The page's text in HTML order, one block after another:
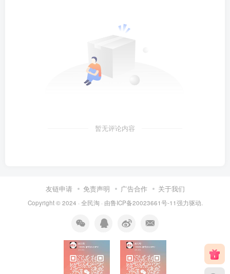
暂无评论内容
友链申请 免责声明 广告合作 关于我们
Copyright © 2024 · 全民淘 · 由鲁ICP备20023661号-11强力驱动.